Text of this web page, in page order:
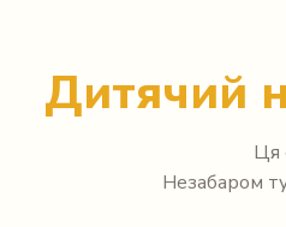
Дитячий
Ця
Незабаром